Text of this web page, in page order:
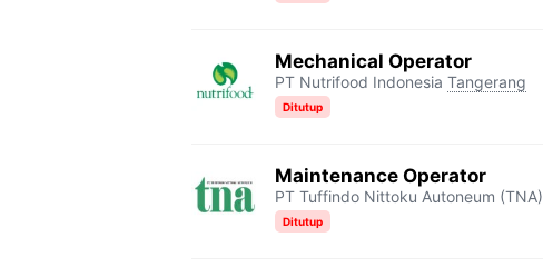
Mechanical Operator
PT Nutrifood Indonesia Tangerang
Ditutup
Maintenance Operator
PT Tuffindo Nittoku Autoneum (TNA)
Ditutup